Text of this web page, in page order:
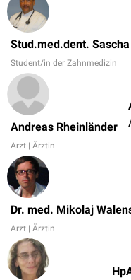
Stud.med.dent.
Student/in der Zahnmedizin
Andreas Rheinländer
Arzt | Ärztin
Dr. med. Mikolaj
Arzt | Ärztin